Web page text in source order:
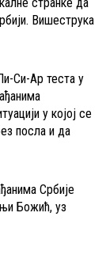
Вишеструка
Си-Ар теста у
у којој се
посла и да
Србије
Божић, уз